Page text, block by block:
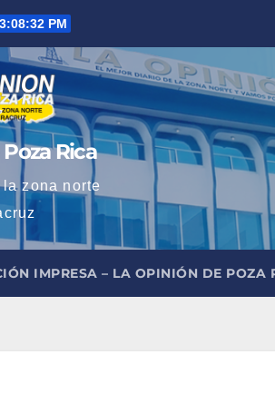
3:08:34 PM
Rica
zona norte
IMPRESA – LA OPINIÓN DE POZA